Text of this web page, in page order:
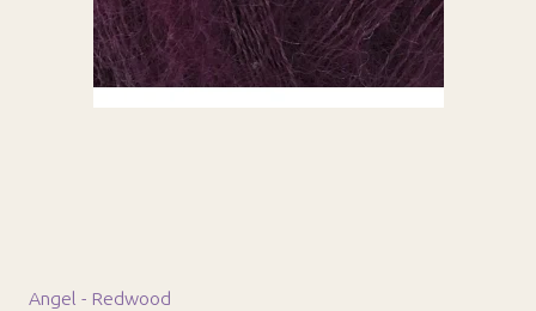
Angel - Redwood